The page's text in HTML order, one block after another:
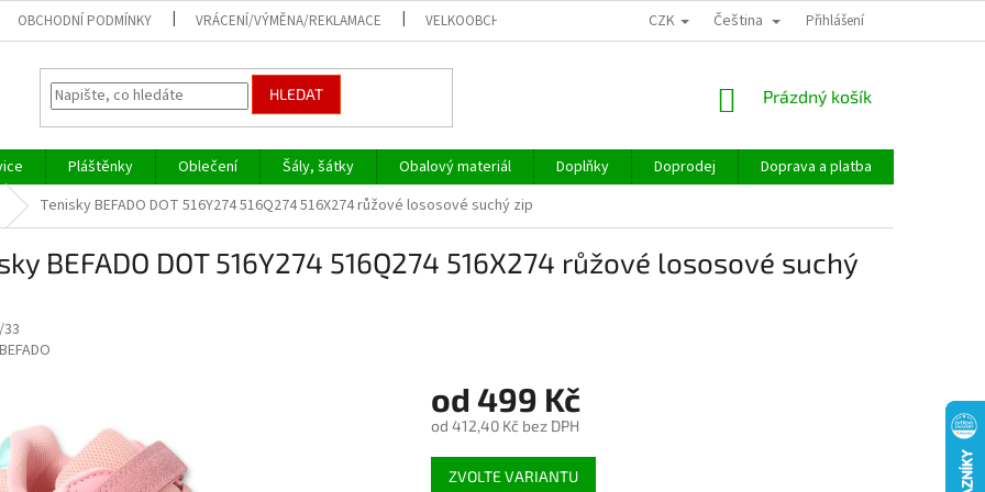
OBCHODNÍ PODMÍNKY VRÁCENÍ/VÝMĚNA/REKLAMACE VELKOOBCHOD CZK Čeština Přihlášení
HLEDAT
NÁKUPNÍ
Prázdný košík
Pláštěnky Oblečení Šály, šátky Obalový materiál Doplňky Doprodej Doprava a platba
Tenisky BEFADO DOT 516Y274 516Q274 516X274 růžové lososové suchý zip
BEFADO DOT 516Y274 516Q274 516X274 růžové lososové suchý
BEFADO
od 499 Kč
od 412,40 Kčbez DPH
Měrná
cena:
ZVOLTE VARIANTU